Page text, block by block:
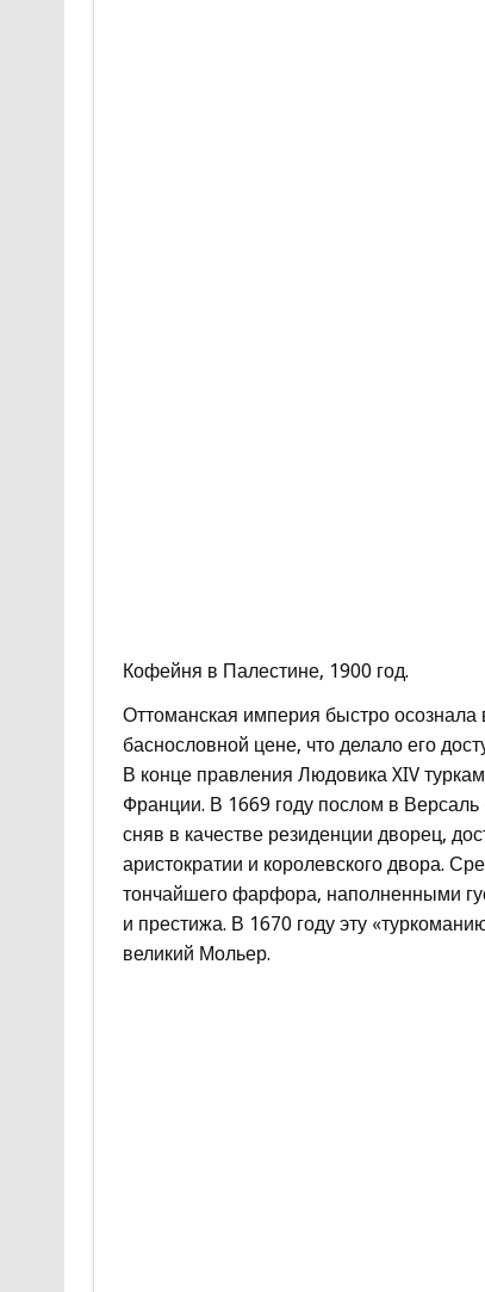
Кофейня в Палестине, 1900 год.
Оттоманская империя быстро
баснословной цене, что делало его
В конце правления Людовика XIV
Франции. В 1669 году послом в
сняв в качестве резиденции дворец,
аристократии и королевского двора.
тончайшего фарфора, наполненными
и престижа. В 1670 году эту
великий Мольер.